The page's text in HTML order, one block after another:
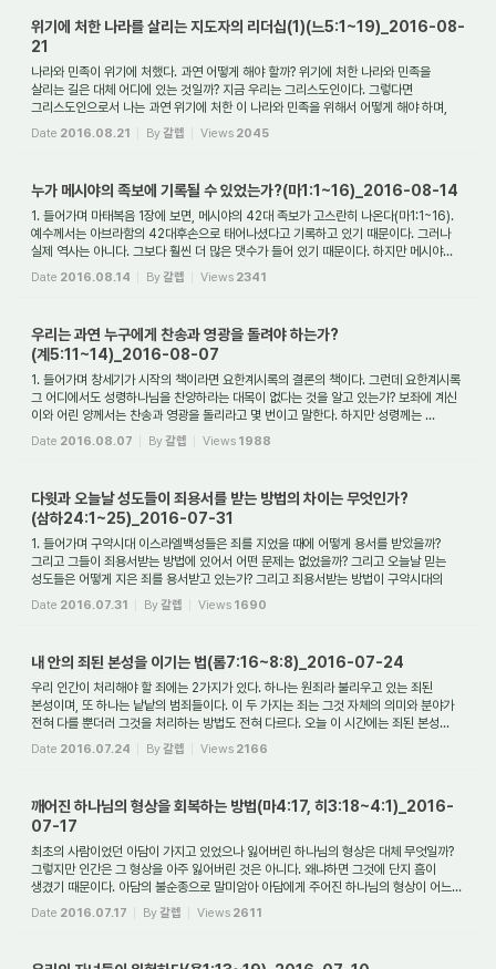
위기에 처한 나라를 살리는 지도자의 리더십(1)(느5:1~19)_2016-08-
21
나라와 민족이 위기에 처했다. 과연 어떻게 해야 할까? 위기에 처한 나라와 민족을
살리는 길은 대체 어디에 있는 것일까? 지금 우리는 그리스도인이다. 그렇다면
그리스도인으로서 나는 과연 위기에 처한 이 나라와 민족을 위해서 어떻게 해야 하며,
또한 어...
Date 2016.08.21 By갈렙 Views 2045
누가 메시야의 족보에 기록될 수 있었는가?(마1:1~16)_2016-08-14
1. 들어가며 마태복음 1장에 보면, 메시야의 42대 족보가 고스란히 나온다(마1:1~16).
예수께서는 아브라함의 42대후손으로 태어나셨다고 기록하고 있기 때문이다. 그러나
실제 역사는 아니다. 그보다 훨씬 더 많은 댓수가 들어 있기 때문이다. 하지만 메시야...
Date 2016.08.14 By갈렙 Views 2341
우리는 과연 누구에게 찬송과 영광을 돌려야 하는가?
(계5:11~14)_2016-08-07
1. 들어가며 창세기가 시작의 책이라면 요한계시록의 결론의 책이다. 그런데 요한계시록
그 어디에서도 성령하나님을 찬양하라는 대목이 없다는 것을 알고 있는가? 보좌에 계신
이와 어린 양께서는 찬송과 영광을 돌리라고 몇 번이고 말한다. 하지만 성령께는 ...
Date 2016.08.07 By갈렙 Views 1988
다윗과 오늘날 성도들이 죄용서를 받는 방법의 차이는 무엇인가?
(삼하24:1~25)_2016-07-31
1. 들어가며 구약시대 이스라엘백성들은 죄를 지었을 때에 어떻게 용서를 받았을까?
그리고 그들이 죄용서받는 방법에 있어서 어떤 문제는 없었을까? 그리고 오늘날 믿는
성도들은 어떻게 지은 죄를 용서받고 있는가? 그리고 죄용서받는 방법이 구약시대의
이...
Date 2016.07.31 By갈렙 Views 1690
내 안의 죄된 본성을 이기는 법(롬7:16~8:8)_2016-07-24
우리 인간이 처리해야 할 죄에는 2가지가 있다. 하나는 원죄라 불리우고 있는 죄된
본성이며, 또 하나는 낱낱의 범죄들이다. 이 두 가지는 죄는 그것 자체의 의미와 분야가
전혀 다를 뿐더러 그것을 처리하는 방법도 전혀 다르다. 오늘 이 시간에는 죄된 본성...
Date 2016.07.24 By갈렙 Views 2166
깨어진 하나님의 형상을 회복하는 방법(마4:17, 히3:18~4:1)_2016-
07-17
최초의 사람이었던 아담이 가지고 있었으나 잃어버린 하나님의 형상은 대체 무엇일까?
그렇지만 인간은 그 형상을 아주 잃어버린 것은 아니다. 왜냐하면 그것에 단지 흠이
생겼기 때문이다. 아담의 불순종으로 말미암아 아담에게 주어진 하나님의 형상이 어느...
Date 2016.07.17 By갈렙 Views 2611